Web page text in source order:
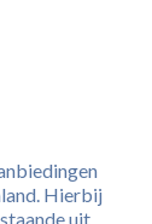
Hierbij
uit